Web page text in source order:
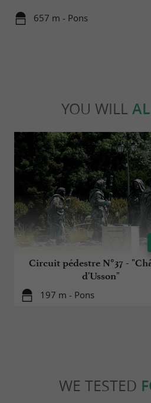
657 m - Pons
YOU WILL
Circuit pédestre N°37 -
d'Usson"
197 m - Pons
WE TESTED